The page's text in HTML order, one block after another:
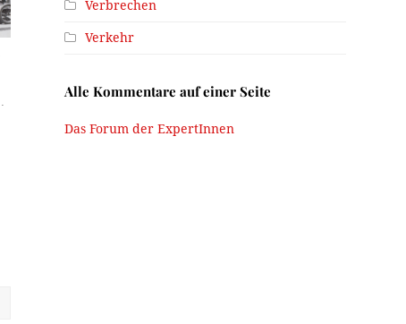
Verbrechen
Verkehr
Alle Kommentare auf einer Seite
Das Forum der ExpertInnen